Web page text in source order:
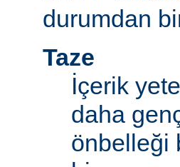
durumdan
Taze
İçerik
daha
önbelleği